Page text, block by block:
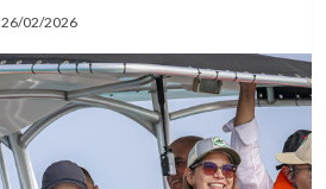
26/02/2026